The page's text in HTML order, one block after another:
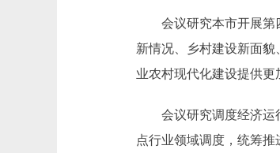
会议研究本市开展第四
新情况、乡村建设新面
业农村现代化建设提供更
会议研究调度经济运行
点行业领域调度，统筹